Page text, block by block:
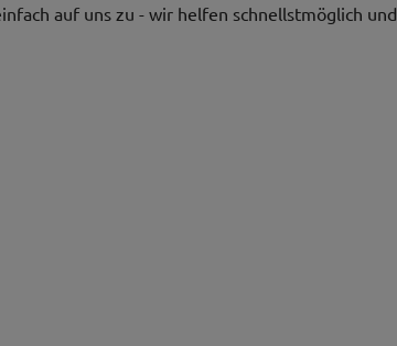
auf uns zu - wir helfen schnellstmöglich und